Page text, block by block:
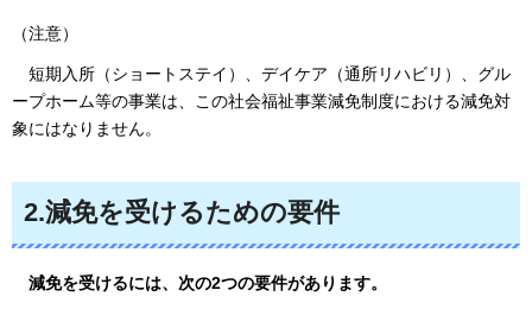
（注意）
短期入所（ショートステイ）、デイケア（通所リハビリ）、グル
ープホーム等の事業は、この社会福祉事業減免制度における減免対
象にはなりません。
2.減免を受けるための要件
減免を受けるには、次の2つの要件があります。